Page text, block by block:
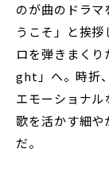
のが曲のドラ
うこそ」と挨
ロを弾きまく
ght」へ。時折
エモーショナ
歌を活かす細
だ。